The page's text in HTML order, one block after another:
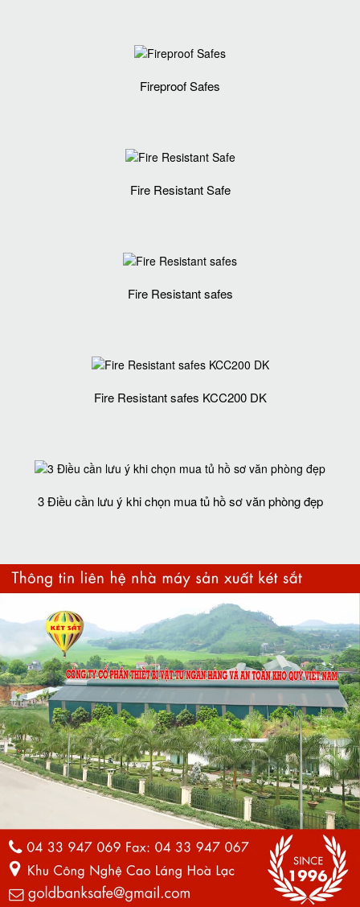
Fireproof Safes
Fire Resistant Safe
Fire Resistant safes
Fire Resistant safes KCC200 DK
3 Điều cần lưu ý khi chọn mua tủ hồ sơ văn phòng đẹp